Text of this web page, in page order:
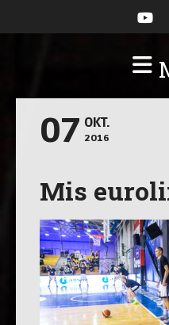
07 OKT.
2016
Mis